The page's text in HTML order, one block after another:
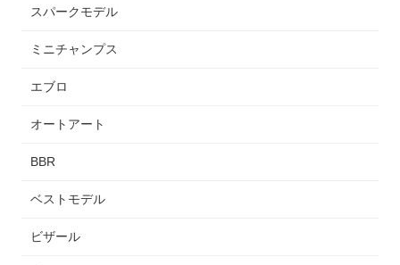
スパークモデル
ミニチャンプス
エブロ
オートアート
BBR
ベストモデル
ビザール